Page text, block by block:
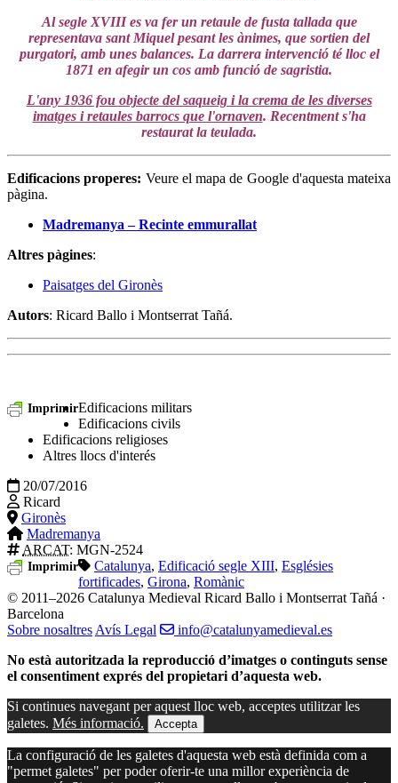
Al segle XVIII es va fer un retaule de fusta tallada que
representava sant Miquel pesant les ànimes, que sortien del
purgatori, amb unes balances. La darrera intervenció té lloc el
1871 en afegir un cos amb funció de sagristia.
L'any 1936 fou objecte del saqueig i la crema de les diverses
imatges i retaules barrocs que l'ornaven. Recentment s'ha
restaurat la teulada.
Edificacions properes: Veure el mapa de Google d'aquesta mateixa
pàgina.
Madremanya – Recinte emmurallat
Altres pàgines:
Paisatges del Gironès
Autors: Ricard Ballo i Montserrat Tañá.
ImprimirEdificacions militars
Edificacions civils
Edificacions religioses
Altres llocs d'interés
20/07/2016
Ricard
Gironès
Madremanya
ARCAT: MGN-2524
Imprimir Catalunya, Edificació segle XIII, Esglésies
fortificades, Girona, Romànic
© 2011–2026 Catalunya Medieval Ricard Ballo i Montserrat Tañá ·
Barcelona
Sobre nosaltres Avís Legal
info@catalunyamedieval.es
No està autoritzada la reproducció d’imatges o continguts sense
el consentiment exprés del propietari d’aquesta web.
Si continues navegant per aquest lloc web, acceptes utilitzar les
galetes. Més informació. Accepta
La configuració de les galetes d'aquesta web està definida com a
"permet galetes" per poder oferir-te una millor experiència de